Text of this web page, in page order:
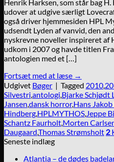
Henrik Harksen, som står bag
udover at udgive særligt
også driver hjemmesiden HPL
udsendt Lyden af vanvid, den
nyskrevne noveller inspireret af
udkom i 2007 og havde titlen
antologien med et […]
Fortsæt med at læse →
Udgivet Bøger | Tagged 2010,
Silvestri,antologi,Bjarke Schjødt
Jansen,dansk horror,Hans
Hindberg,HPLMYTHOS,Jeppe
Schantz Faurholt,Morten
Daugaard,Thomas Strømsholt 2
Seneste indlæg
Atlantia – de dødes